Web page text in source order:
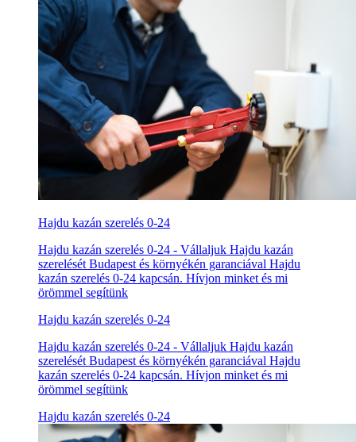
Hajdu kazán szerelés 0-24
Hajdu kazán szerelés 0-24 - Vállaljuk Hajdu kazán
szerelését Budapest és környékén garanciával Hajdu
kazán szerelés 0-24 kapcsán. Hívjon minket és mi
örömmel segítünk
Hajdu kazán szerelés 0-24
Hajdu kazán szerelés 0-24 - Vállaljuk Hajdu kazán
szerelését Budapest és környékén garanciával Hajdu
kazán szerelés 0-24 kapcsán. Hívjon minket és mi
örömmel segítünk
Hajdu kazán szerelés 0-24